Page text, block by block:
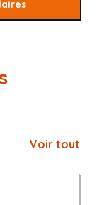
Voir tout